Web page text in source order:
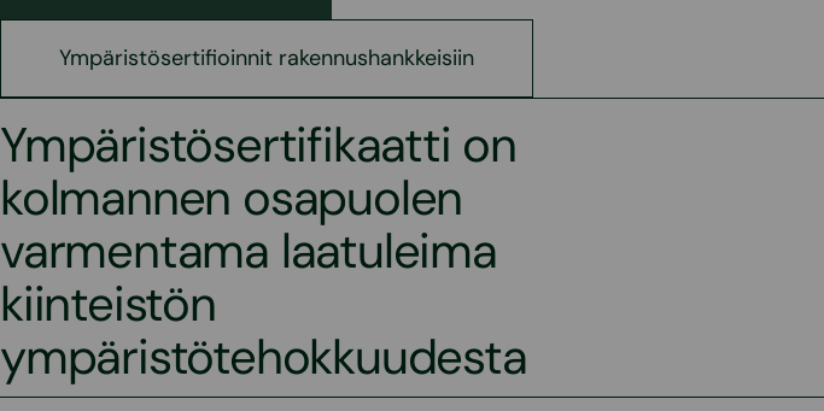
Ympäristösertifioinnit rakennushankkeisiin
Ympäristösertifikaatti on
kolmannen osapuolen
varmentama laatuleima
kiinteistön
ympäristötehokkuudesta